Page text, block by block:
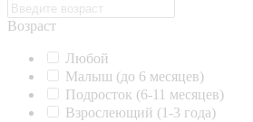
Возраст
Любой
Малыш (до 6 месяцев)
Подросток (6-11 месяцев)
Взрослеющий (1-3 года)